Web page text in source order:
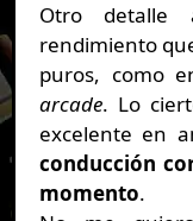
Otro
rendimiento
puros, como
arcade. Lo
excelente en
conducción
momento.